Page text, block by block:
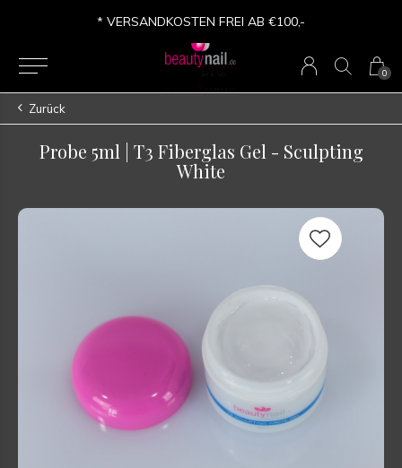
0
* VERSANDKOSTEN FREI AB €100,-
Zurück
Probe 5ml | T3 Fiberglas Gel - Sculpting
White